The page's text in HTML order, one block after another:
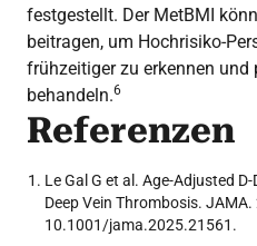
festgestellt. Der MetBMI
beitragen, um Hochrisiko-
frühzeitiger zu erkennen und
behandeln.6
Referenzen
Le Gal G et al. Age-Adjusted
Deep Vein Thrombosis.
10.1001/jama.2025.21561.